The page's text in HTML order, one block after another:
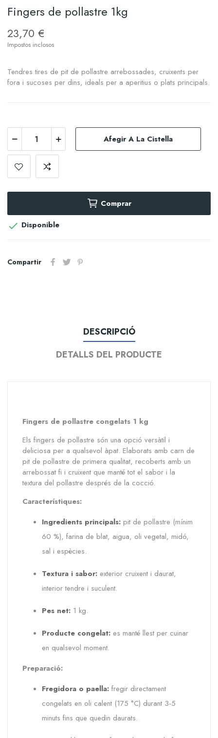
Fingers de pollastre 1kg
23,70 €
Impostos inclosos
Tendres tires de pit de pollastre arrebossades, cruixents per
fora i sucoses per dins, ideals per a aperitius o plats principals.
Afegir A La Cistella
Comprar
 Disponible
Compartir
DESCRIPCIÓ
DETALLS DEL PRODUCTE
Fingers de pollastre congelats 1 kg
Els fingers de pollastre són una opció versàtil i
deliciosa per a qualsevol àpat. Elaborats amb carn de
pit de pollastre de primera qualitat, recoberts amb un
arrebossat fi i cruixent que manté tot el sabor i la
textura del pollastre després de la cocció.
Característiques:
Ingredients principals: pit de pollastre (mínim
60 %), farina de blat, aigua, oli vegetal, midó,
sal i espècies.
Textura i sabor: exterior cruixent i daurat,
interior tendre i suculent.
Pes net: 1 kg.
Producte congelat: es manté llest per cuinar
en qualsevol moment.
Preparació:
Fregidora o paella: fregir directament
congelats en oli calent (175 °C) durant 3-5
minuts fins que quedin daurats.